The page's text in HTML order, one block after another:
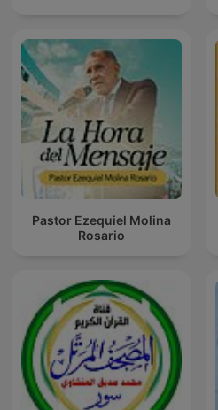
Pastor Ezequiel Molina
Rosario